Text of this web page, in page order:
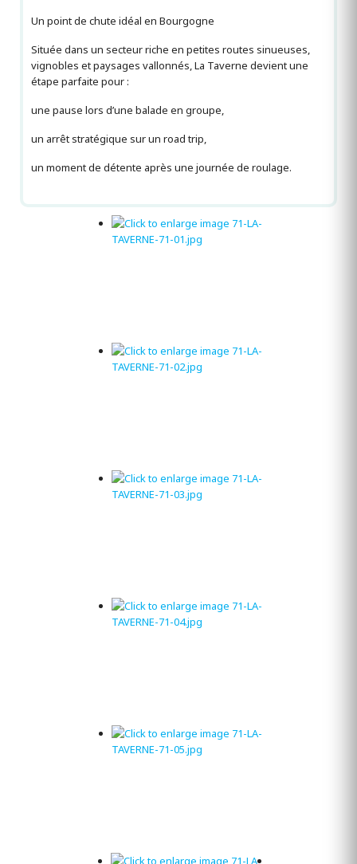
Un point de chute idéal en Bourgogne
Située dans un secteur riche en petites routes sinueuses,
vignobles et paysages vallonnés, La Taverne devient une
étape parfaite pour :
une pause lors d’une balade en groupe,
un arrêt stratégique sur un road trip,
un moment de détente après une journée de roulage.